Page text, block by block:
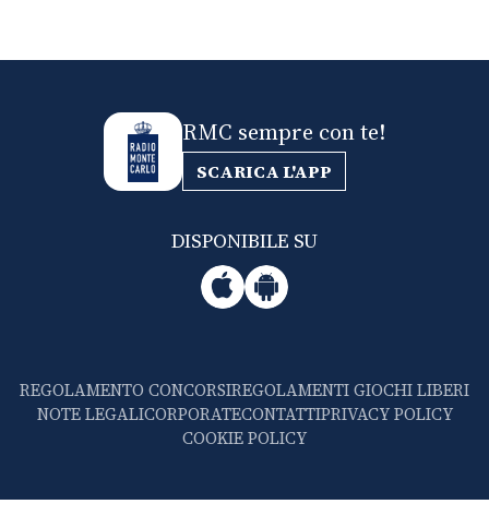
RMC sempre con te!
SCARICA L'APP
DISPONIBILE SU
REGOLAMENTO CONCORSIREGOLAMENTI GIOCHI LIBERI
NOTE LEGALICORPORATECONTATTIPRIVACY POLICY
COOKIE POLICY